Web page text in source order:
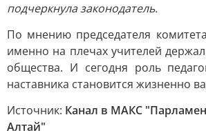
подчеркнула законодатель.
По мнению председателя
именно на плечах учителей
общества. И сегодня роль
наставника становится жизненно
Источник: Канал в МАКС
Алтай"